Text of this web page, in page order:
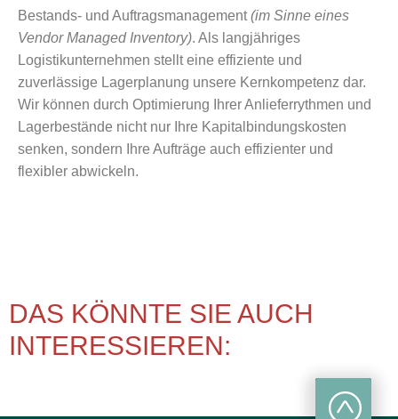
Bestands- und Auftragsmanagement(im Sinne eines
Vendor Managed Inventory). Als langjähriges
Logistikunternehmen stellt eine effiziente und
zuverlässige Lagerplanung unsere Kernkompetenz dar.
Wir können durch Optimierung Ihrer Anlieferrythmen und
Lagerbestände nicht nur Ihre Kapitalbindungskosten
senken, sondern Ihre Aufträge auch effizienter und
flexibler abwickeln.
DAS KÖNNTE SIE AUCH
INTERESSIEREN: